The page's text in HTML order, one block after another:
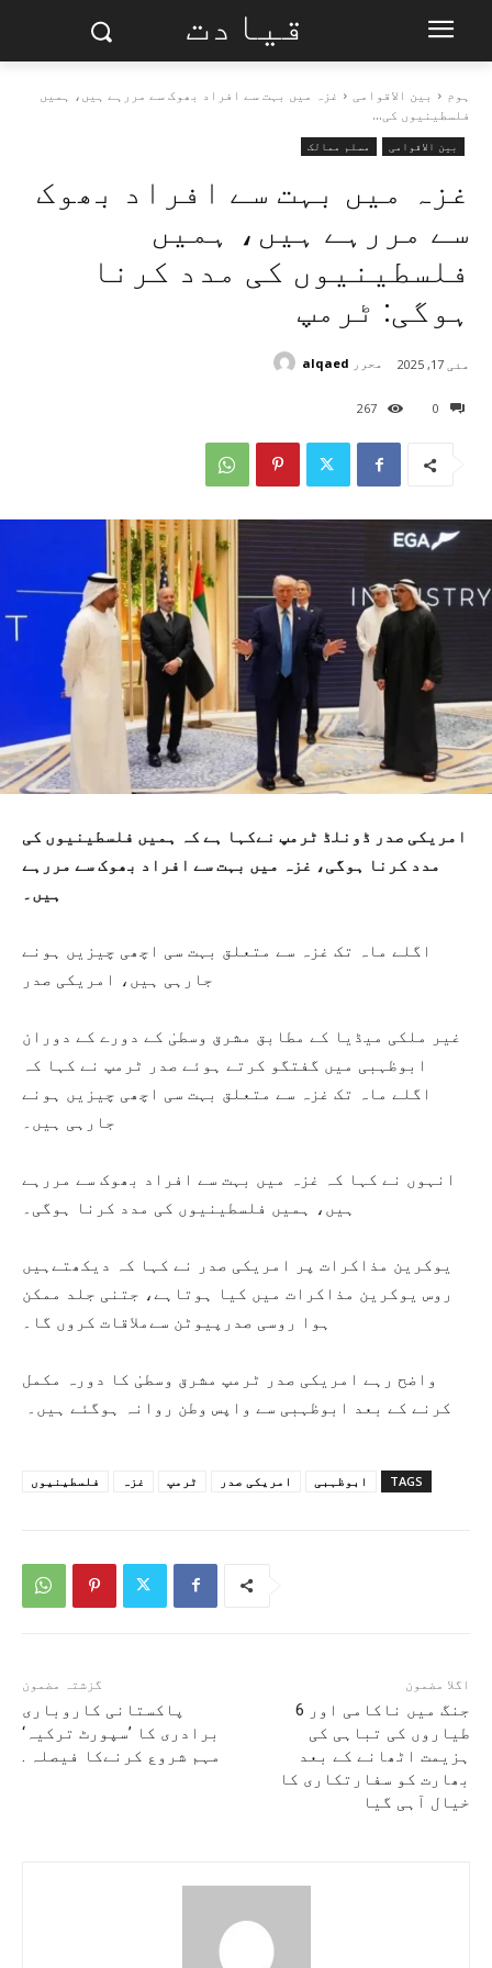
قیادت
ہوم بین الاقوامی
غزہ میں بہت سے افراد بھوک سے مررہے ہیں، ہمیں
فلسطینیوں کی...
بین الاقوامی مسلم ممالک
غزہ میں بہت سے افراد بھوک
سے مررہے ہیں، ہمیں
فلسطینیوں کی مدد کرنا
ہوگی: ٹرمپ
0
267
مئی 17, 2025 محرر alqaed
امریکی صدر ڈونلڈ ٹرمپ نےکہا ہے کہ ہمیں فلسطینیوں کی
مدد کرنا ہوگی، غزہ میں بہت سے افراد بھوک سے مررہے
ہیں۔
اگلے ماہ تک غزہ سے متعلق بہت سی اچھی چیزیں ہونے
جارہی ہیں، امریکی صدر
غیر ملکی میڈیا کے مطابق مشرق وسطیٰ کے دورے کے دوران
ابوظہبی میں گفتگو کرتے ہوئے صدر ٹرمپ نے کہا کہ
اگلے ماہ تک غزہ سے متعلق بہت سی اچھی چیزیں ہونے
جارہی ہیں۔
انہوں نے کہا کہ غزہ میں بہت سے افراد بھوک سے مررہے
ہیں، ہمیں فلسطینیوں کی مدد کرنا ہوگی۔
یوکرین مذاکرات پر امریکی صدر نے کہا کہ دیکھتےہیں
روس یوکرین مذاکرات میں کیا ہوتاہے، جتنی جلد ممکن
ہوا روسی صدرپیوٹن سےملاقات کروں گا۔
واضح رہے امریکی صدر ٹرمپ مشرق وسطیٰ کا دورہ مکمل
کرنے کے بعد ابوظہبی سے واپس وطن روانہ ہوگئے ہیں۔
TAGS ابوظہبی امریکی صدر ٹرمپ غزہ فلسطینیوں
گزشتہ مضمون
پاکستانی کاروباری
برادری کا ’سپورٹ ترکیہ‘
مہم شروع کرنےکا فیصلہ .
اگلا مضمون
جنگ میں ناکامی اور 6
طیاروں کی تباہی کی
ہزیمت اٹھانے کے بعد
بھارت کو سفارتکاری کا
خیال آہی گیا